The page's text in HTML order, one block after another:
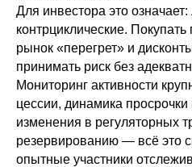
Для инвестора это
контрциклические.
рынок «перегрет» и
принимать риск без
Мониторинг активности
цессии, динамика
изменения в регуляторных
резервированию — всё это
опытные участники